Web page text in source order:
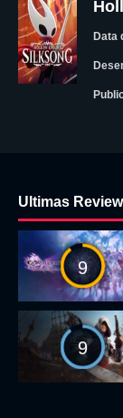
Data
Ultimas
9
9